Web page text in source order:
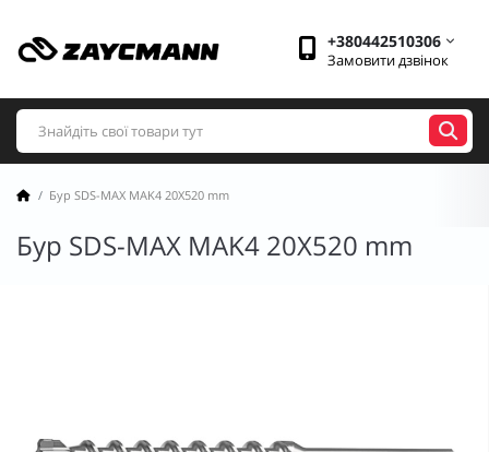
+380442510306
Замовити дзвінок
Бур SDS-MAX MAK4 20X520 mm
Бур SDS-MAX MAK4 20X520 mm